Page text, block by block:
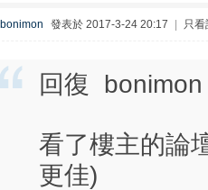
bonimon 發表於 2017-3-24 20:17 只看
回復 bonimon
看了樓主的論
更佳)